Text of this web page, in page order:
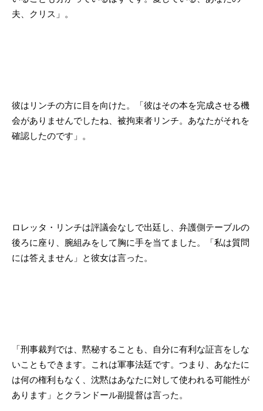
夫、クリス」。
彼はリンチの方に目を向けた。「彼はその本を完成させる機
会がありませんでしたね、被拘束者リンチ。あなたがそれを
確認したのです」。
ロレッタ・リンチは評議会なしで出廷し、弁護側テーブルの
後ろに座り、腕組みをして胸に手を当てました。「私は質問
には答えません」と彼女は言った。
「刑事裁判では、黙秘することも、自分に有利な証言をしな
いこともできます。これは軍事法廷です。つまり、あなたに
は何の権利もなく、沈黙はあなたに対して使われる可能性が
あります」とクランドール副提督は言った。